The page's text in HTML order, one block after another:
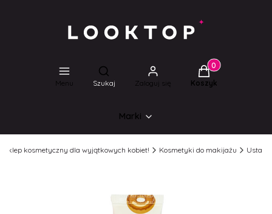
Menu
Otwórz wyszukiwarkę
Szukaj Zaloguj się
Produkty w
Koszyk
Marki
Sklep kosmetyczny dla wyjątkowych kobiet! Kosmetyki do makijażu Usta